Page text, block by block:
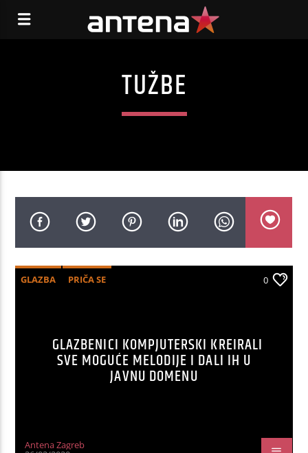
TUŽBE
GLAZBA PRIČA SE 0
GLAZBENICI KOMPJUTERSKI KREIRALI
SVE MOGUĆE MELODIJE I DALI IH U
JAVNU DOMENU
Antena Zagreb